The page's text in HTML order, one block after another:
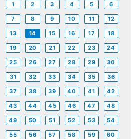
1 2 3 4 5 6
7 8 9 10 11 12
13 14 15 16 17 18
19 20 21 22 23 24
25 26 27 28 29 30
31 32 33 34 35 36
37 38 39 40 41 42
43 44 45 46 47 48
49 50 51 52 53 54
55 56 57 58 59 60